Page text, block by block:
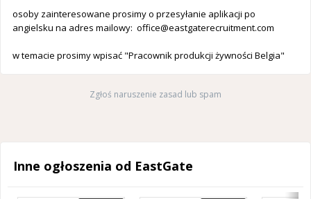
osoby zainteresowane prosimy o przesyłanie aplikacji po
angielsku na adres mailowy: office@eastgaterecruitment.com
w temacie prosimy wpisać "Pracownik produkcji żywności Belgia"
Zgłoś naruszenie zasad lub spam
Inne ogłoszenia od EastGate